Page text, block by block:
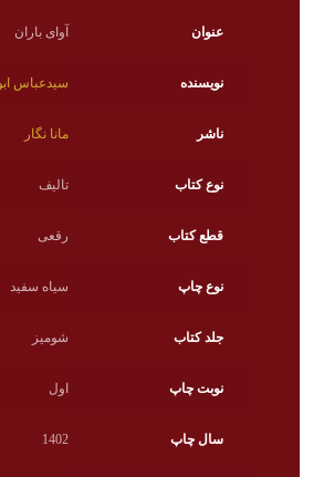
عنوان آوای باران
نویسنده سیدعباس
ناشر مانا نگار
نوع کتاب تالیف
قطع کتاب رقعی
نوع چاپ سیاه سفید
جلد کتاب شومیز
نوبت چاپ اول
سال چاپ 1402